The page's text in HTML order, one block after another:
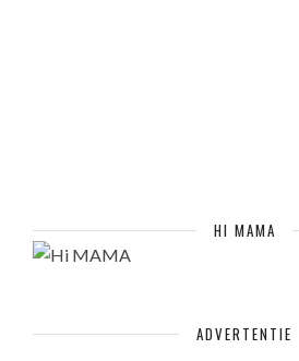
HI MAMA
ADVERTENTIE